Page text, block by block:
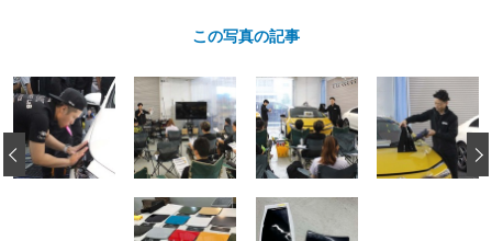
この写真の記事
‹